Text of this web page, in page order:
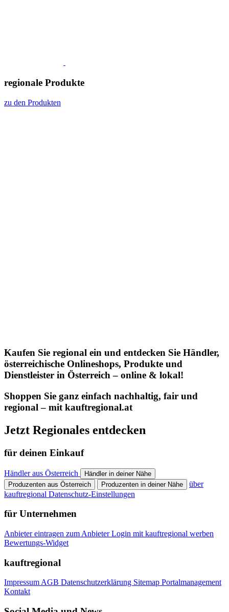
regionale Produkte
zu den Produkten
Kaufen Sie regional ein und entdecken Sie Händler,
österreichische Onlineshops, Produkte und
Dienstleister in Österreich – online & lokal!
Shoppen Sie ganz einfach nachhaltig, fair und
regional – mit kauftregional.at
Jetzt Regionales entdecken
für deinen Einkauf
Händler aus Österreich
Händler in deiner Nähe
Produzenten aus Österreich
Produzenten in deiner Nähe
über
kauftregional Datenschutz-Einstellungen
für Unternehmen
Anbieter eintragen zum Anbieter Login mit kauftregional werben
Bewertungs-Widget
kauftregional
ImpressumAGB Datenschutzerklärung Sitemap Portalmanagement
Kontakt